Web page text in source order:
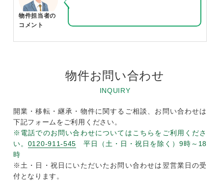
物件担当者の
コメント
物件お問い合わせ
INQUIRY
開業・移転・継承・物件に関するご相談、お問い合わせは
下記フォームをご利用ください。
※電話でのお問い合わせについてはこちらをご利用くださ
い。 0120-911-545 平日（土・日・祝日を除く）9時～18
時
※土・日・祝日にいただいたお問い合わせは翌営業日の受
付となります。